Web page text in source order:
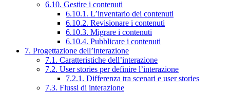
6.10. Gestire i contenuti
6.10.1. L’inventario dei contenuti
6.10.2. Revisionare i contenuti
6.10.3. Migrare i contenuti
6.10.4. Pubblicare i contenuti
7. Progettazione dell’interazione
7.1. Caratteristiche dell’interazione
7.2. User stories per definire l’interazione
7.2.1. Differenza tra scenari e user stories
7.3. Flussi di interazione